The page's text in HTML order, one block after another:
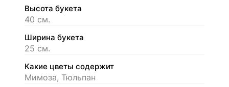
Высота букета
40 см.
Ширина букета
25 см.
Какие цветы содержит
Мимоза, Тюльпан